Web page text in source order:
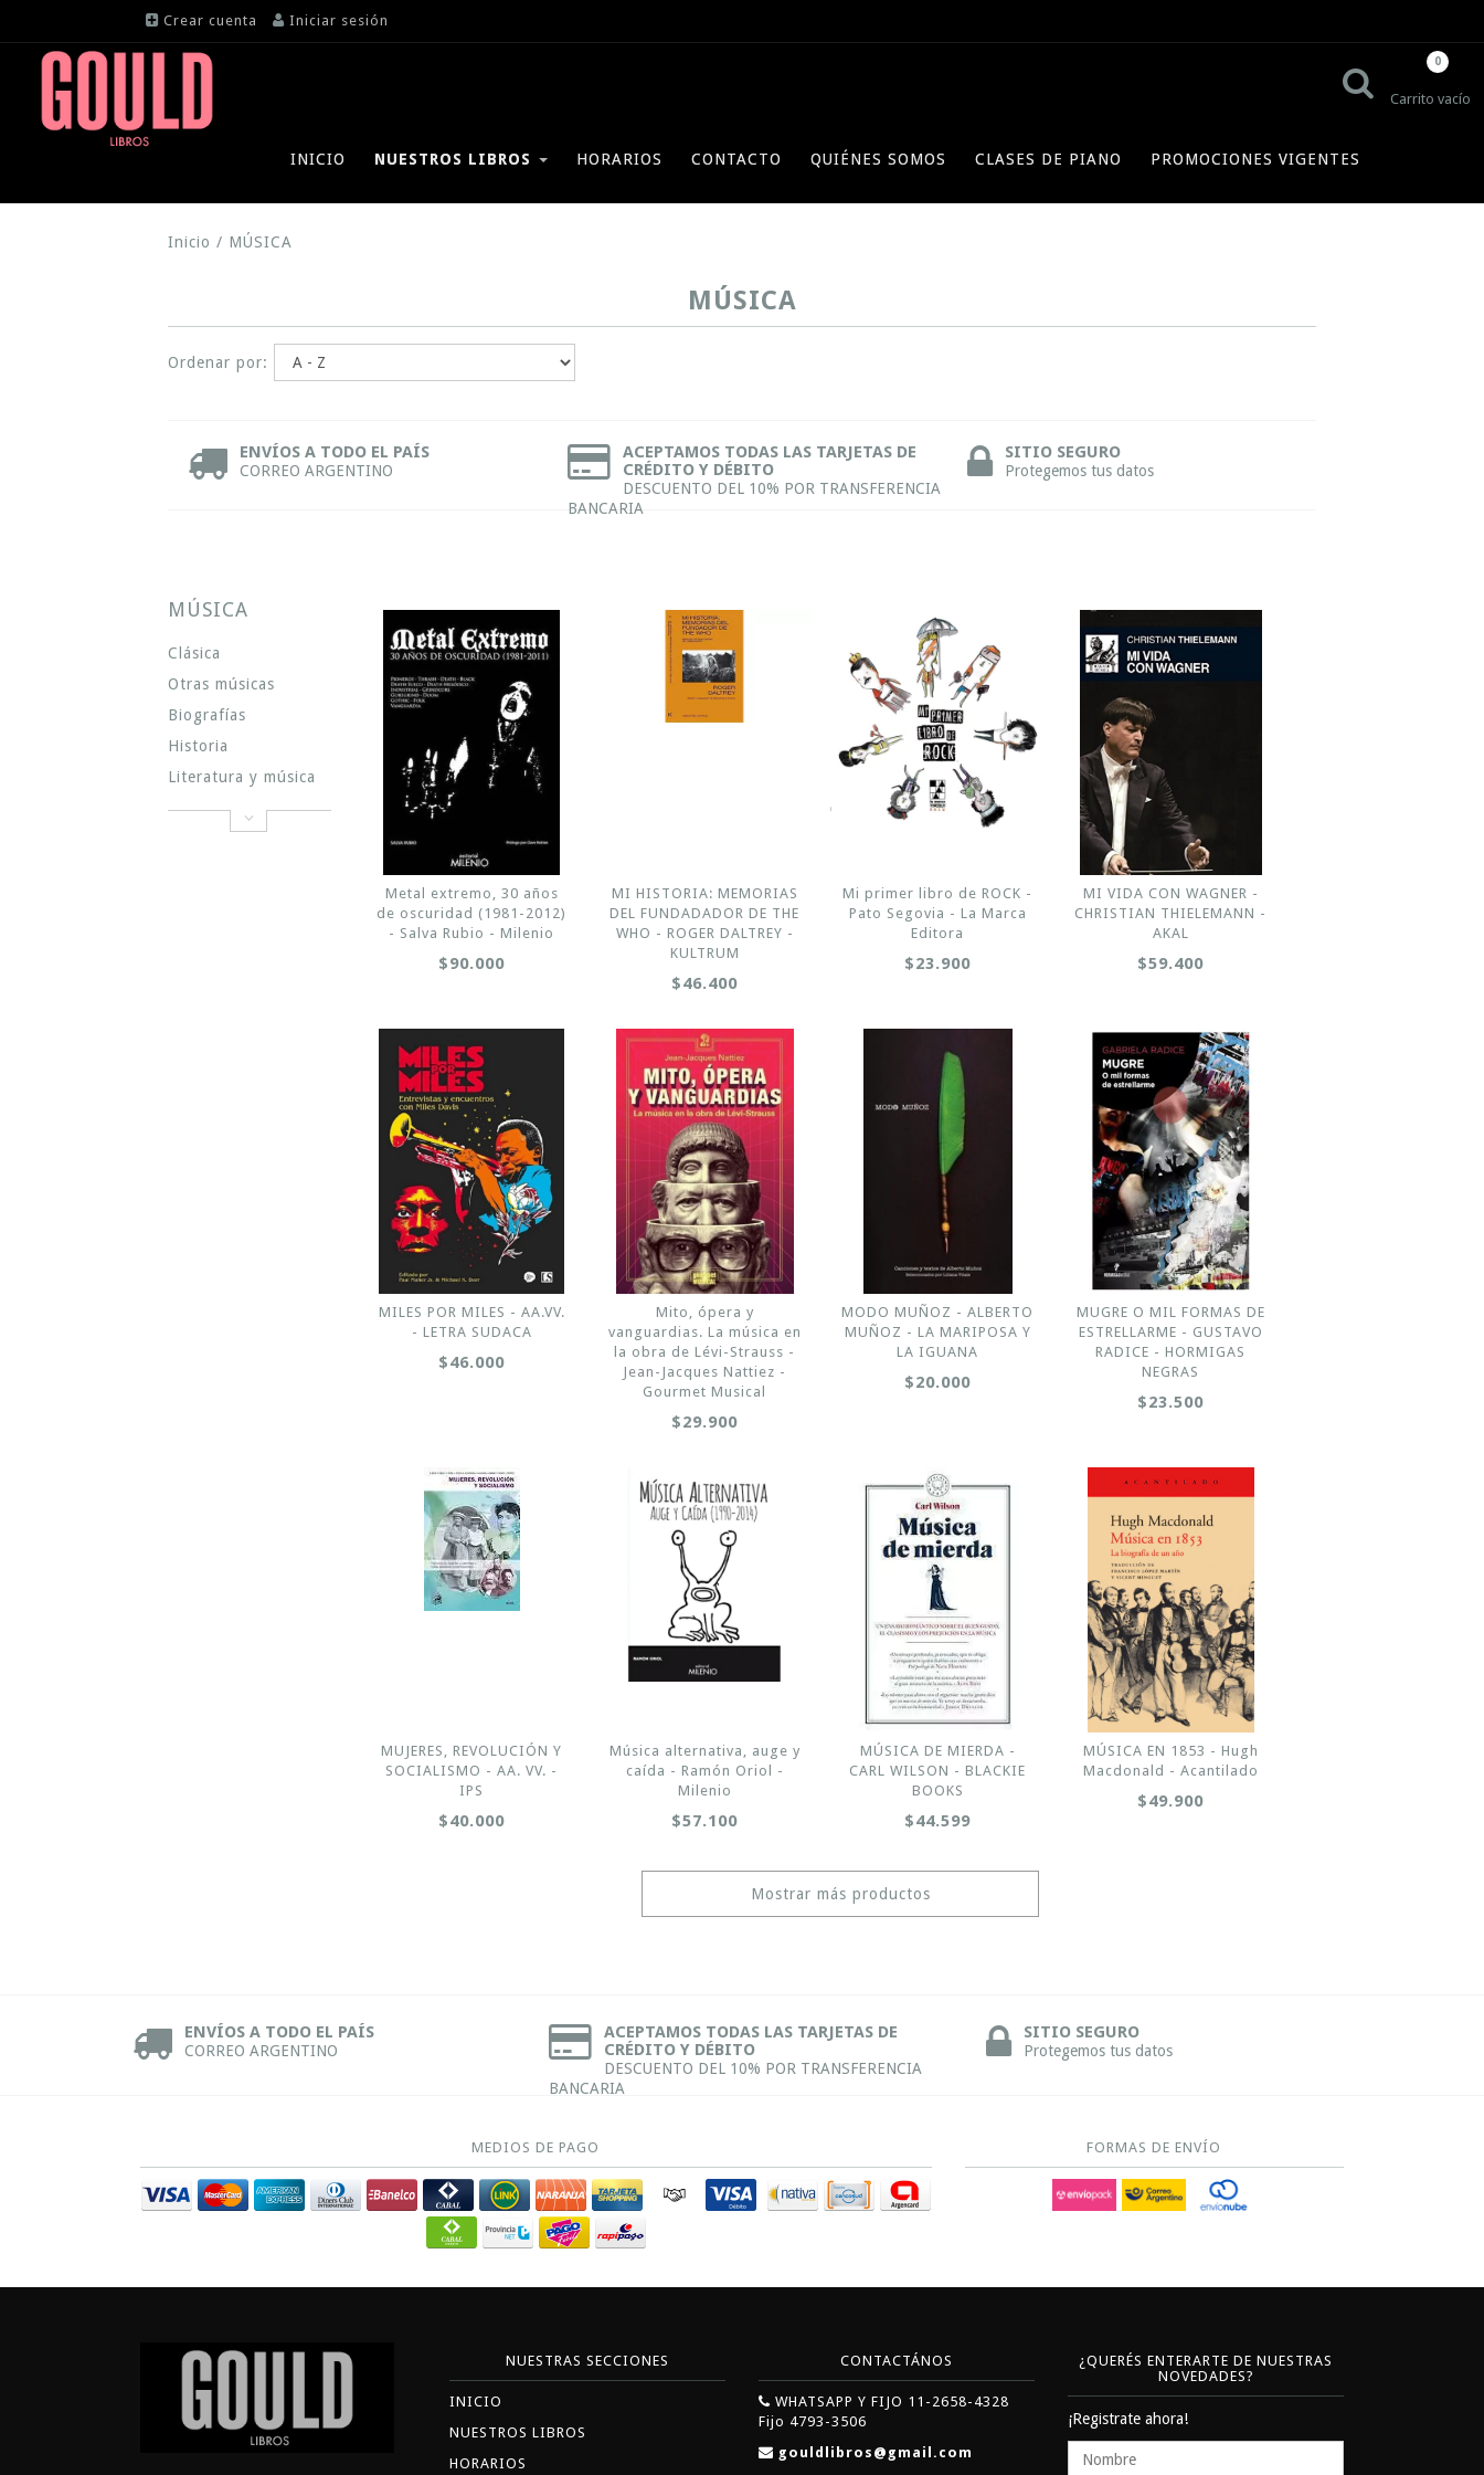
Crear cuenta Iniciar sesión
Carrito vacío
0
INICIO NUESTROS LIBROS HORARIOS CONTACTO QUIÉNES SOMOS CLASES DE PIANO PROMOCIONES VIGENTES
Inicio / MÚSICA
MÚSICA
Ordenar por:
ENVÍOS A TODO EL PAÍS
CORREO ARGENTINO
ACEPTAMOS TODAS LAS TARJETAS DE
CRÉDITO Y DÉBITO
DESCUENTO DEL 10% POR TRANSFERENCIA
BANCARIA
SITIO SEGURO
Protegemos tus datos
MÚSICA
Clásica
Otras músicas
Biografías
Historia
Literatura y música
Metal extremo, 30 años
de oscuridad (1981-2012)
- Salva Rubio - Milenio
$90.000
MI HISTORIA: MEMORIAS
DEL FUNDADADOR DE THE
WHO - ROGER DALTREY -
KULTRUM
$46.400
Mi primer libro de ROCK -
Pato Segovia - La Marca
Editora
$23.900
MI VIDA CON WAGNER -
CHRISTIAN THIELEMANN -
AKAL
$59.400
MILES POR MILES - AA.VV.
- LETRA SUDACA
$46.000
Mito, ópera y
vanguardias. La música en
la obra de Lévi-Strauss -
Jean-Jacques Nattiez -
Gourmet Musical
$29.900
MODO MUÑOZ - ALBERTO
MUÑOZ - LA MARIPOSA Y
LA IGUANA
$20.000
MUGRE O MIL FORMAS DE
ESTRELLARME - GUSTAVO
RADICE - HORMIGAS
NEGRAS
$23.500
MUJERES, REVOLUCIÓN Y
SOCIALISMO - AA. VV. -
IPS
$40.000
Música alternativa, auge y
caída - Ramón Oriol -
Milenio
$57.100
MÚSICA DE MIERDA -
CARL WILSON - BLACKIE
BOOKS
$44.599
MÚSICA EN 1853 - Hugh
Macdonald - Acantilado
$49.900
Mostrar más productos
ENVÍOS A TODO EL PAÍS
CORREO ARGENTINO
ACEPTAMOS TODAS LAS TARJETAS DE
CRÉDITO Y DÉBITO
DESCUENTO DEL 10% POR TRANSFERENCIA
BANCARIA
SITIO SEGURO
Protegemos tus datos
MEDIOS DE PAGO FORMAS DE ENVÍO
NUESTRAS SECCIONES
INICIO
NUESTROS LIBROS
HORARIOS
CONTACTÁNOS
WHATSAPP Y FIJO 11-2658-4328
Fijo 4793-3506
gouldlibros@gmail.com
¿QUERÉS ENTERARTE DE NUESTRAS
NOVEDADES?
¡Registrate ahora!